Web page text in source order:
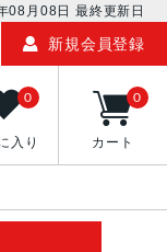
08月08日 最終更新日
新規会員登録
入り
0
カート
0